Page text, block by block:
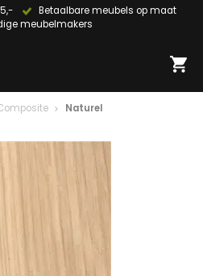
Betaalbare meubels op maat
meubelmakers
Naturel